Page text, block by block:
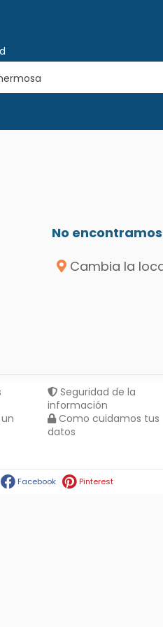
No
Cambia la
Seguridad de la
información
Como cuidamos tus
datos
Facebook Pinterest